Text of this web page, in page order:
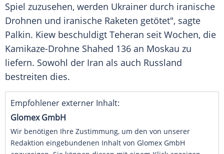
Spiel zuzusehen, werden Ukrainer durch iranische
Drohnen und iranische Raketen getötet", sagte
Palkin. Kiew beschuldigt Teheran seit Wochen, die
Kamikaze-Drohne Shahed 136 an Moskau zu
liefern. Sowohl der Iran als auch Russland
bestreiten dies.
Empfohlener externer Inhalt:
Glomex GmbH
Wir benötigen Ihre Zustimmung, um den von unserer
Redaktion eingebundenen Inhalt von Glomex GmbH